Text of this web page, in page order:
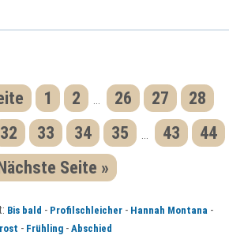
1 2 26 27
28
32 33 34 35 43
44
Seite »
Bis bald - Profilschleicher- Hannah Montana -
- Frühling- Abschied